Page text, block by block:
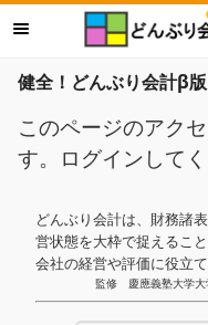
健全！どんぶり会計β版
このページのアク
す。ログインして
どんぶり会計は、財務諸
営状態を大枠で捉えるこ
会社の経営や評価に役立て
監修 慶應義塾大学大